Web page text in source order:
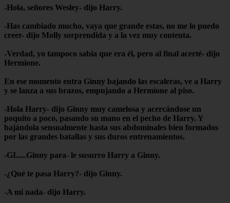
-Hola, señores Wesley- dijo Harry.
-Has cambiado mucho, vaya que grande estas, no me lo puedo
creer- dijo Molly sorprendida y a la vez muy contenta.
-Verdad, yo tampoco sabia que era él, pero al final acerté- dijo
Hermione.
En ese momento entra Ginny bajando las escaleras, ve a Harry
y se lanza a sus brazos, empujando a Hermione al piso.
-Hola Harry- dijo Ginny muy camelosa y acercándose un
poquito a poco, pasando su mano en el pecho de Harry. Y
bajándola sensualmente hasta sus abdominales bien formados
por las grandes batallas y sus duros entrenamientos.
-GI.....Ginny para- le susurro Harry a Ginny.
-¿Qué te pasa Harry?- dijo Ginny.
-A mi nada- dijo Harry.